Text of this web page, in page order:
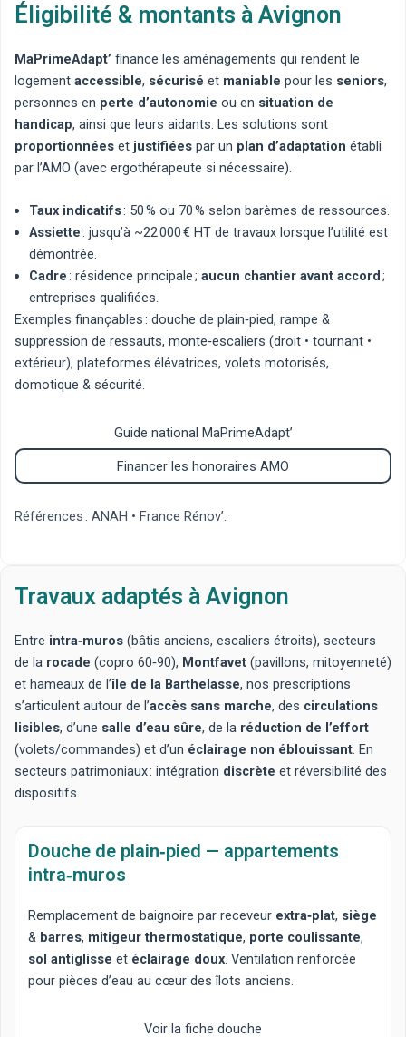
Éligibilité & montants à Avignon
MaPrimeAdapt’ finance les aménagements qui rendent le
logement accessible, sécurisé et maniable pour les seniors,
personnes en perte d’autonomie ou en situation de
handicap, ainsi que leurs aidants. Les solutions sont
proportionnéeset justifiéespar un plan d’adaptation établi
par l’AMO (avec ergothérapeute si nécessaire).
Taux indicatifs: 50 % ou 70 % selon barèmes de ressources.
Assiette: jusqu’à ~22 000 € HT de travaux lorsque l’utilité est
démontrée.
Cadre: résidence principale ; aucun chantier avant accord;
entreprises qualifiées.
Exemples finançables : douche de plain‑pied, rampe &
suppression de ressauts, monte‑escaliers (droit• tournant•
extérieur), plateformes élévatrices, volets motorisés,
domotique & sécurité.
Guide national MaPrimeAdapt’
Financer les honoraires AMO
Références : ANAH • France Rénov’
Travaux adaptés à Avignon
Entre intra‑muros(bâtis anciens, escaliers étroits), secteurs
de la rocade (copro 60‑90), Montfavet(pavillons, mitoyenneté)
et hameaux de l’île de la Barthelasse, nos prescriptions
s’articulent autour de l’accès sans marche, des circulations
lisibles, d’une salle d’eau sûre, de la réduction de l’effort
(volets/commandes) et d’un éclairage non éblouissant. En
secteurs patrimoniaux : intégration discrète et réversibilité des
dispositifs.
Douche de plain‑pied — appartements
intra‑muros
Remplacement de baignoire par receveur extra‑plat, siège
& barres, mitigeur thermostatique, porte coulissante,
sol antiglisse et éclairage doux. Ventilation renforcée
pour pièces d’eau au cœur des îlots anciens.
Voir la fiche douche